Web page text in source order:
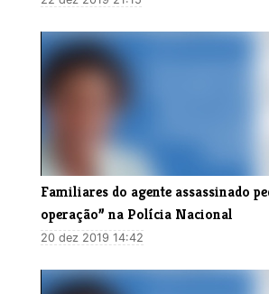
Familiares do agente assassinado
operação” na Polícia Nacional
20 dez 2019 14:42